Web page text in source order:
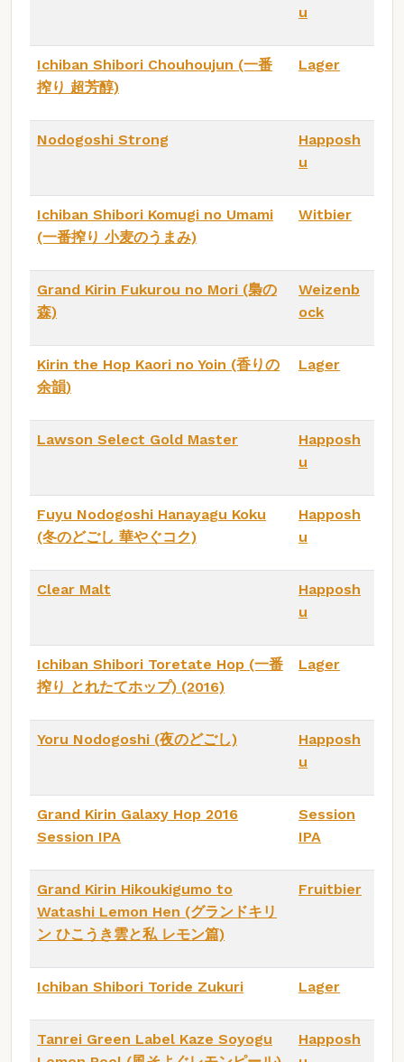
u
Ichiban Shibori Chouhoujun (一番
搾り 超芳醇)
Lager
Nodogoshi Strong
Happosh
u
Ichiban Shibori Komugi no Umami
(一番搾り 小麦のうまみ)
Witbier
Grand Kirin Fukurou no Mori (梟の
森)
Weizenb
ock
Kirin the Hop Kaori no Yoin (香りの
余韻)
Lager
Lawson Select Gold Master
Happosh
u
Fuyu Nodogoshi Hanayagu Koku
(冬のどごし 華やぐコク)
Happosh
u
Clear Malt
Happosh
u
Ichiban Shibori Toretate Hop (一番
搾り とれたてホップ) (2016)
Lager
Yoru Nodogoshi (夜のどごし)
Happosh
u
Grand Kirin Galaxy Hop 2016
Session IPA
Session
IPA
Grand Kirin Hikoukigumo to
Watashi Lemon Hen (グランドキリ
ン ひこうき雲と私 レモン篇)
Fruitbier
Ichiban Shibori Toride Zukuri Lager
Tanrei Green Label Kaze Soyogu
Happosh